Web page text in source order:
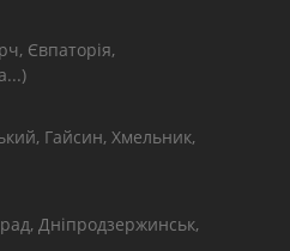
Євпаторія,
Гайсин, Хмельник,
Дніпродзержинськ,